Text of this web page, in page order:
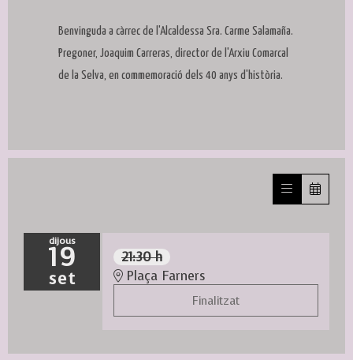
Benvinguda a càrrec de l'Alcaldessa Sra. Carme Salamaña.
Pregoner, Joaquim Carreras, director de l'Arxiu Comarcal
de la Selva, en commemoració dels 40 anys d'història.
dijous
19
set
21:30 h
Plaça Farners
Finalitzat